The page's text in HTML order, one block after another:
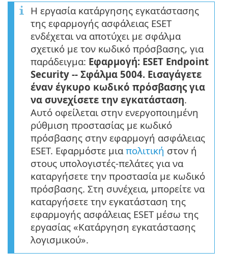
Η εργασία κατάργησης εγκατάστασης
της εφαρμογής ασφάλειας ESET
ενδέχεται να αποτύχει με σφάλμα
σχετικό με τον κωδικό πρόσβασης, για
παράδειγμα: Εφαρμογή: ESET Endpoint
Security -- Σφάλμα 5004. Εισαγάγετε
έναν έγκυρο κωδικό πρόσβασης για
να συνεχίσετε την εγκατάσταση.
Αυτό οφείλεται στην ενεργοποιημένη
ρύθμιση προστασίας με κωδικό
πρόσβασης στην εφαρμογή ασφάλειας
ESET. Εφαρμόστε μιαπολιτική στον ή
στους υπολογιστές-πελάτες για να
καταργήσετε την προστασία με κωδικό
πρόσβασης. Στη συνέχεια, μπορείτε να
καταργήσετε την εγκατάσταση της
εφαρμογής ασφάλειας ESET μέσω της
εργασίας «Κατάργηση εγκατάστασης
λογισμικού».